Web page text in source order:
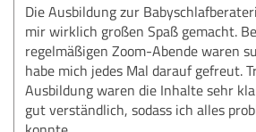
Die Ausbildung zur
mir wirklich großen Spaß gemacht.
regelmäßigen Zoom-Abende waren
habe mich jedes Mal darauf gefreut.
Ausbildung waren die Inhalte sehr
gut verständlich, sodass ich alles